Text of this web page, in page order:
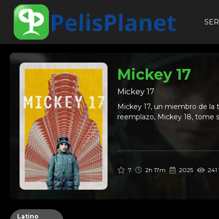
Mickey 17
Mickey 17
Mickey 17, un miembro de la
reemplazo, Mickey 18, tome
7 2h 17m 2025 241
Latino